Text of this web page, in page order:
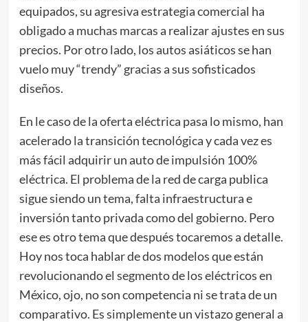
equipados, su agresiva estrategia comercial ha
obligado a muchas marcas a realizar ajustes en sus
precios. Por otro lado, los autos asiáticos se han
vuelo muy “trendy” gracias a sus sofisticados
diseños.
En le caso de la oferta eléctrica pasa lo mismo, han
acelerado la transición tecnológica y cada vez es
más fácil adquirir un auto de impulsión 100%
eléctrica. El problema de la red de carga publica
sigue siendo un tema, falta infraestructura e
inversión tanto privada como del gobierno. Pero
ese es otro tema que después tocaremos a detalle.
Hoy nos toca hablar de dos modelos que están
revolucionando el segmento de los eléctricos en
México, ojo, no son competencia ni se trata de un
comparativo. Es simplemente un vistazo general a